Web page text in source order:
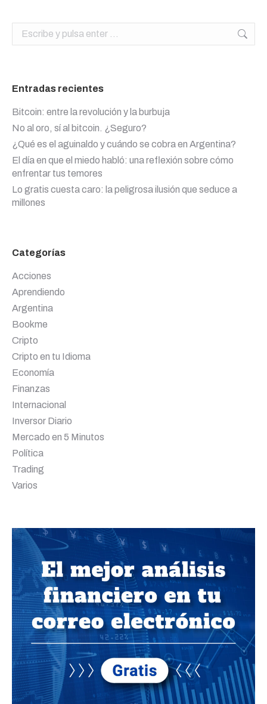
Buscar:
Entradas recientes
Bitcoin: entre la revolución y la burbuja
No al oro, sí al bitcoin. ¿Seguro?
¿Qué es el aguinaldo y cuándo se cobra en Argentina?
El día en que el miedo habló: una reflexión sobre cómo
enfrentar tus temores
Lo gratis cuesta caro: la peligrosa ilusión que seduce a
millones
Categorías
Acciones
Aprendiendo
Argentina
Bookme
Cripto
Cripto en tu Idioma
Economía
Finanzas
Internacional
Inversor Diario
Mercado en 5 Minutos
Política
Trading
Varios